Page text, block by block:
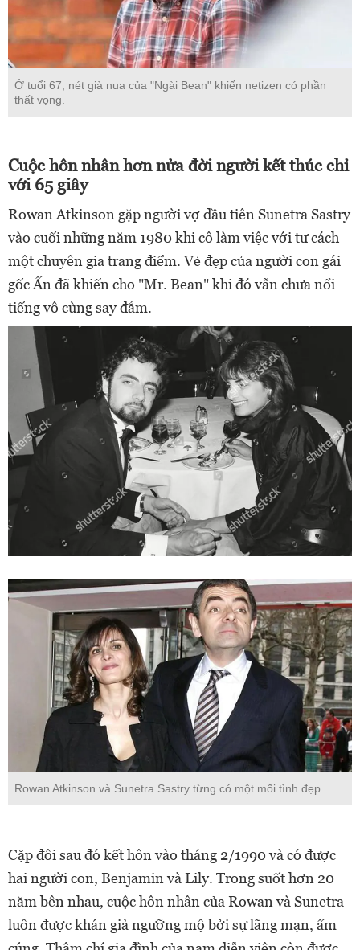
Ở tuổi 67, nét già nua của "Ngài Bean" khiến netizen có phần
thất vọng.
Cuộc hôn nhân hơn nửa đời người kết thúc chỉ
với 65 giây
Rowan Atkinson gặp người vợ đầu tiên Sunetra Sastry
vào cuối những năm 1980 khi cô làm việc với tư cách
một chuyên gia trang điểm. Vẻ đẹp của người con gái
gốc Ấn đã khiến cho "Mr. Bean" khi đó vẫn chưa nổi
tiếng vô cùng say đắm.
Rowan Atkinson và Sunetra Sastry từng có một mối tình đẹp.
Cặp đôi sau đó kết hôn vào tháng 2/1990 và có được
hai người con, Benjamin và Lily. Trong suốt hơn 20
năm bên nhau, cuộc hôn nhân của Rowan và Sunetra
luôn được khán giả ngưỡng mộ bởi sự lãng mạn, ấm